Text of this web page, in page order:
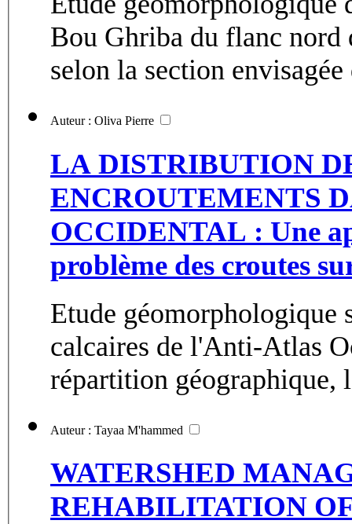
Bou Ghriba du flanc nord
selon la section
Auteur : Oliva Pierre
LA DISTRIBUTION
ENCROUTEMENTS
OCCIDENTAL : Une
problème des croutes
Etude géomorphologique
calcaires de l'Anti-Atlas
répartition géographique,
Auteur : Tayaa M'hammed
WATERSHED
REHABILITATION